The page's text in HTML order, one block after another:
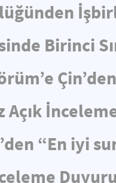
Birinci
Açık
“En iyi